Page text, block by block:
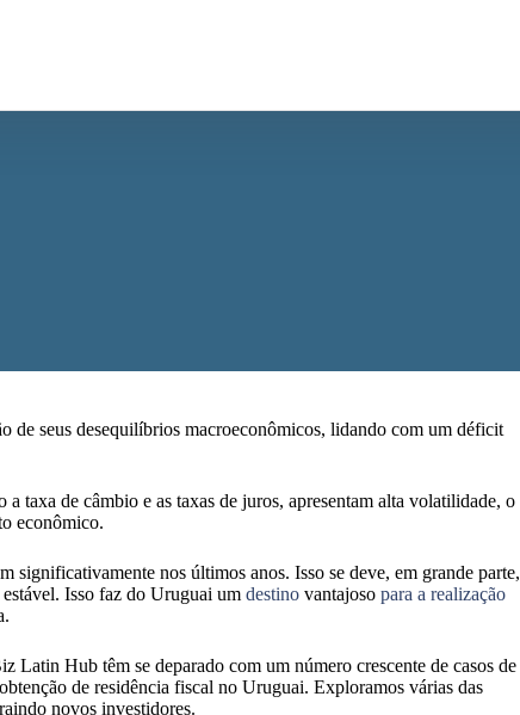
de seus desequilíbrios macroeconômicos, lidando com um déficit
taxa de câmbio e as taxas de juros, apresentam alta volatilidade, o
econômico.
significativamente nos últimos anos. Isso se deve, em grande parte,
Isso faz do Uruguai um destino vantajoso para a realização
Latin Hub têm se deparado com um número crescente de casos de
de residência fiscal no Uruguai. Exploramos várias das
novos investidores.